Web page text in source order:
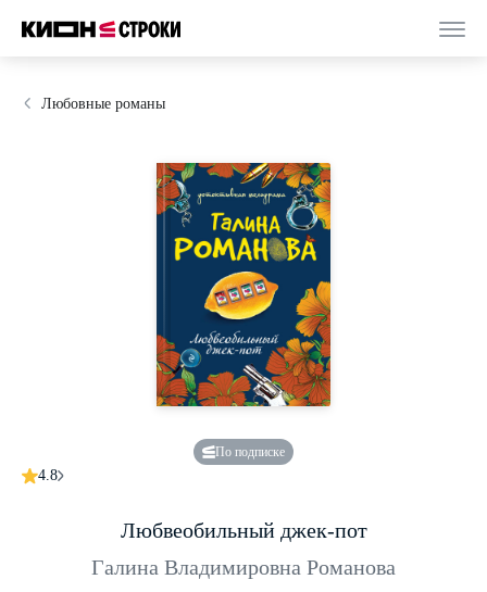
Любовные романы
По подписке
4.8
Любвеобильный джек-пот
Галина Владимировна Романова